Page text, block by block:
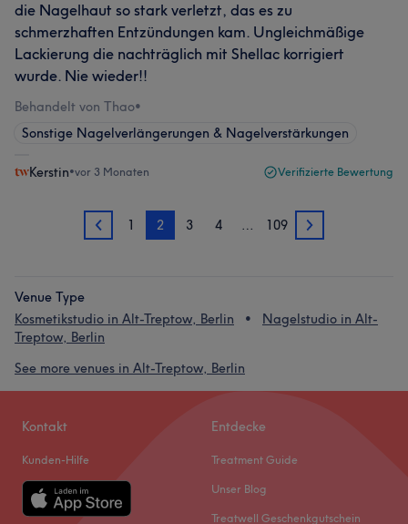
die Nagelhaut so stark verletzt, das es zu
schmerzhaften Entzündungen kam. Ungleichmäßige
Lackierung die nachträglich mit Shellac korrigiert
wurde. Nie wieder!!
Behandelt von Thao•
Sonstige Nagelverlängerungen & Nagelverstärkungen
Kerstin•vor 3 Monaten Verifizierte Bewertung
1 1 2 3 4 … 109 3
Venue Type
Kosmetikstudio in Alt-Treptow, Berlin
Nagelstudio in Alt-
Treptow, Berlin
See more venues in Alt-Treptow, Berlin
Kontakt
Kunden-Hilfe
Entdecke
Treatment Guide
Unser Blog
Treatwell Geschenkgutschein